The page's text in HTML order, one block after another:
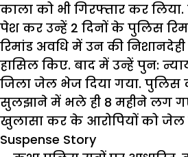
काला को भी गिरफ्तार कर
पेश कर उन्हें 2 दिनों के पुलिस
रिमांड अवधि में उन की
हासिल किए. बाद में उन्हें पुन:
जिला जेल भेज दिया गया. पुलिस
सुलझाने में भले ही 8 महीने लग
खुलासा कर के आरोपियों को जेल
Suspense Story